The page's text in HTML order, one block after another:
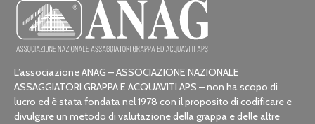
L’associazione ANAG – ASSOCIAZIONE NAZIONALE
ASSAGGIATORI GRAPPA E ACQUAVITI APS – non ha scopo di
lucro ed è stata fondata nel 1978 con il proposito di codificare e
divulgare un metodo di valutazione della grappa e delle altre